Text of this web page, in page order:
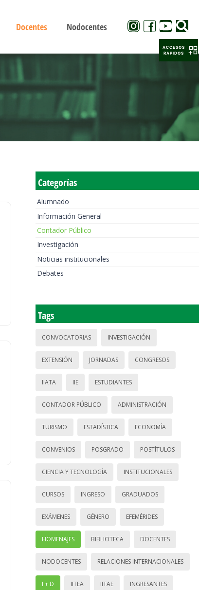
Docentes Nodocentes
Categorías
Alumnado
Información General
Contador Público
Investigación
Noticias institucionales
Debates
Tags
CONVOCATORIAS INVESTIGACIÓN
EXTENSIÓN JORNADAS CONGRESOS
IIATA IIE ESTUDIANTES
CONTADOR PÚBLICO ADMINISTRACIÓN
TURISMO ESTADÍSTICA ECONOMÍA
CONVENIOS POSGRADO POSTÍTULOS
CIENCIA Y TECNOLOGÍA INSTITUCIONALES
CURSOS INGRESO GRADUADOS
EXÁMENES GÉNERO EFEMÉRIDES
HOMENAJES BIBLIOTECA DOCENTES
NODOCENTES RELACIONES INTERNACIONALES
I + D IITEA IITAE INGRESANTES
ACCESOS
RAPIDOS